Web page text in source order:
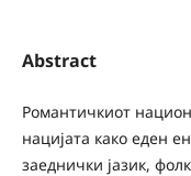
Abstract
Романтичкиот
нацијата како еден
заеднички јазик,